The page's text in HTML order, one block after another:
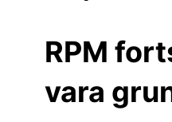
RPM
vara